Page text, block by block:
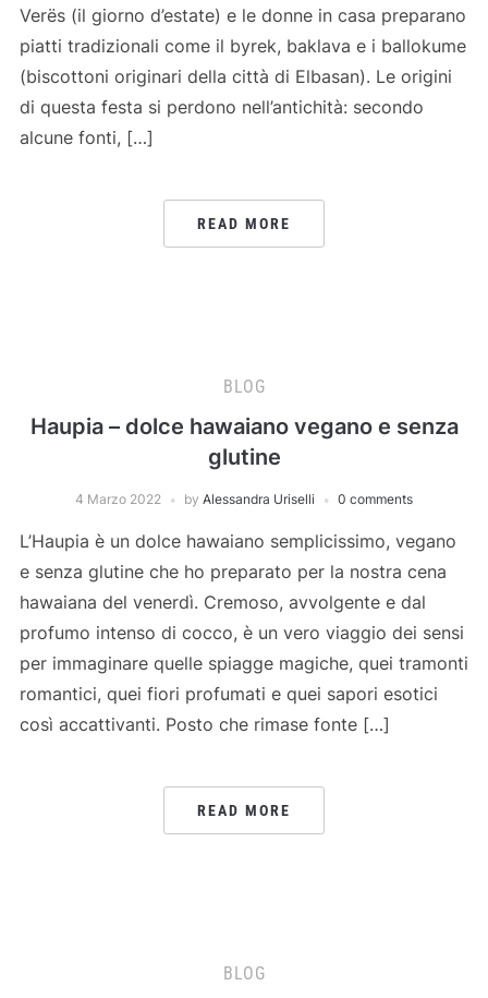
Verës (il giorno d’estate) e le donne in casa preparano
piatti tradizionali come il byrek, baklava e i ballokume
(biscottoni originari della città di Elbasan). Le origini
di questa festa si perdono nell’antichità: secondo
alcune fonti, […]
READ MORE
BLOG
Haupia – dolce hawaiano vegano e senza
glutine
4 Marzo 2022 by Alessandra Uriselli 0 comments
L’Haupia è un dolce hawaiano semplicissimo, vegano
e senza glutine che ho preparato per la nostra cena
hawaiana del venerdì. Cremoso, avvolgente e dal
profumo intenso di cocco, è un vero viaggio dei sensi
per immaginare quelle spiagge magiche, quei tramonti
romantici, quei fiori profumati e quei sapori esotici
così accattivanti. Posto che rimase fonte […]
READ MORE
BLOG